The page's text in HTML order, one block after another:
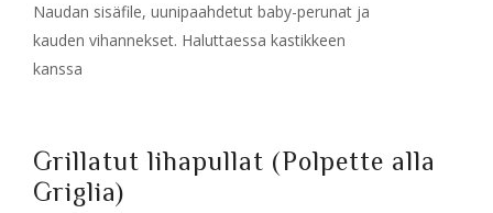
Naudan sisäfile, uunipaahdetut baby-perunat ja
kauden vihannekset. Haluttaessa kastikkeen
kanssa
Grillatut lihapullat (Polpette alla
Griglia)